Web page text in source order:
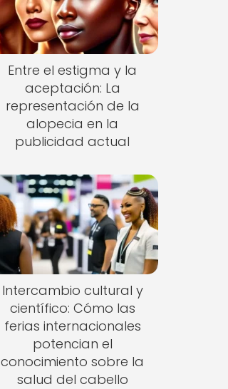
Entre el estigma y la
aceptación: La
representación de la
alopecia en la
publicidad actual
Intercambio cultural y
científico: Cómo las
ferias internacionales
potencian el
conocimiento sobre la
salud del cabello